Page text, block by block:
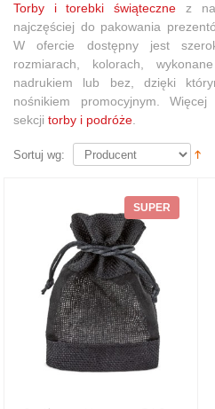
Torby i torebki świąteczne z
najczęściej do pakowania
W ofercie dostępny jest
rozmiarach, kolorach,
nadrukiem lub bez, dzięki
nośnikiem promocyjnym.
sekcji torby i podróże
Sortuj wg:
SUPER